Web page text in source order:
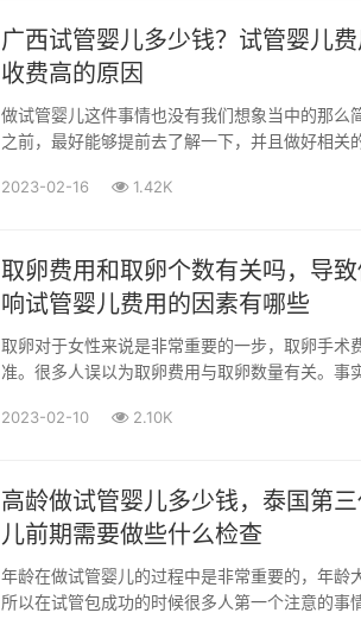
广西试管婴儿多少钱？试管婴儿
收费高的原因
做试管婴儿这件事情也没有我们想象当中的那么
之前，最好能够提前去了解一下，并且做好相关
2023-02-16 1.42K
取卵费用和取卵个数有关吗，导
响试管婴儿费用的因素有哪些
取卵对于女性来说是非常重要的一步，取卵手术
准。很多人误以为取卵费用与取卵数量有关。事
2023-02-10 2.10K
高龄做试管婴儿多少钱，泰国第
儿前期需要做些什么检查
年龄在做试管婴儿的过程中是非常重要的，年龄
所以在试管包成功的时候很多人第一个注意的